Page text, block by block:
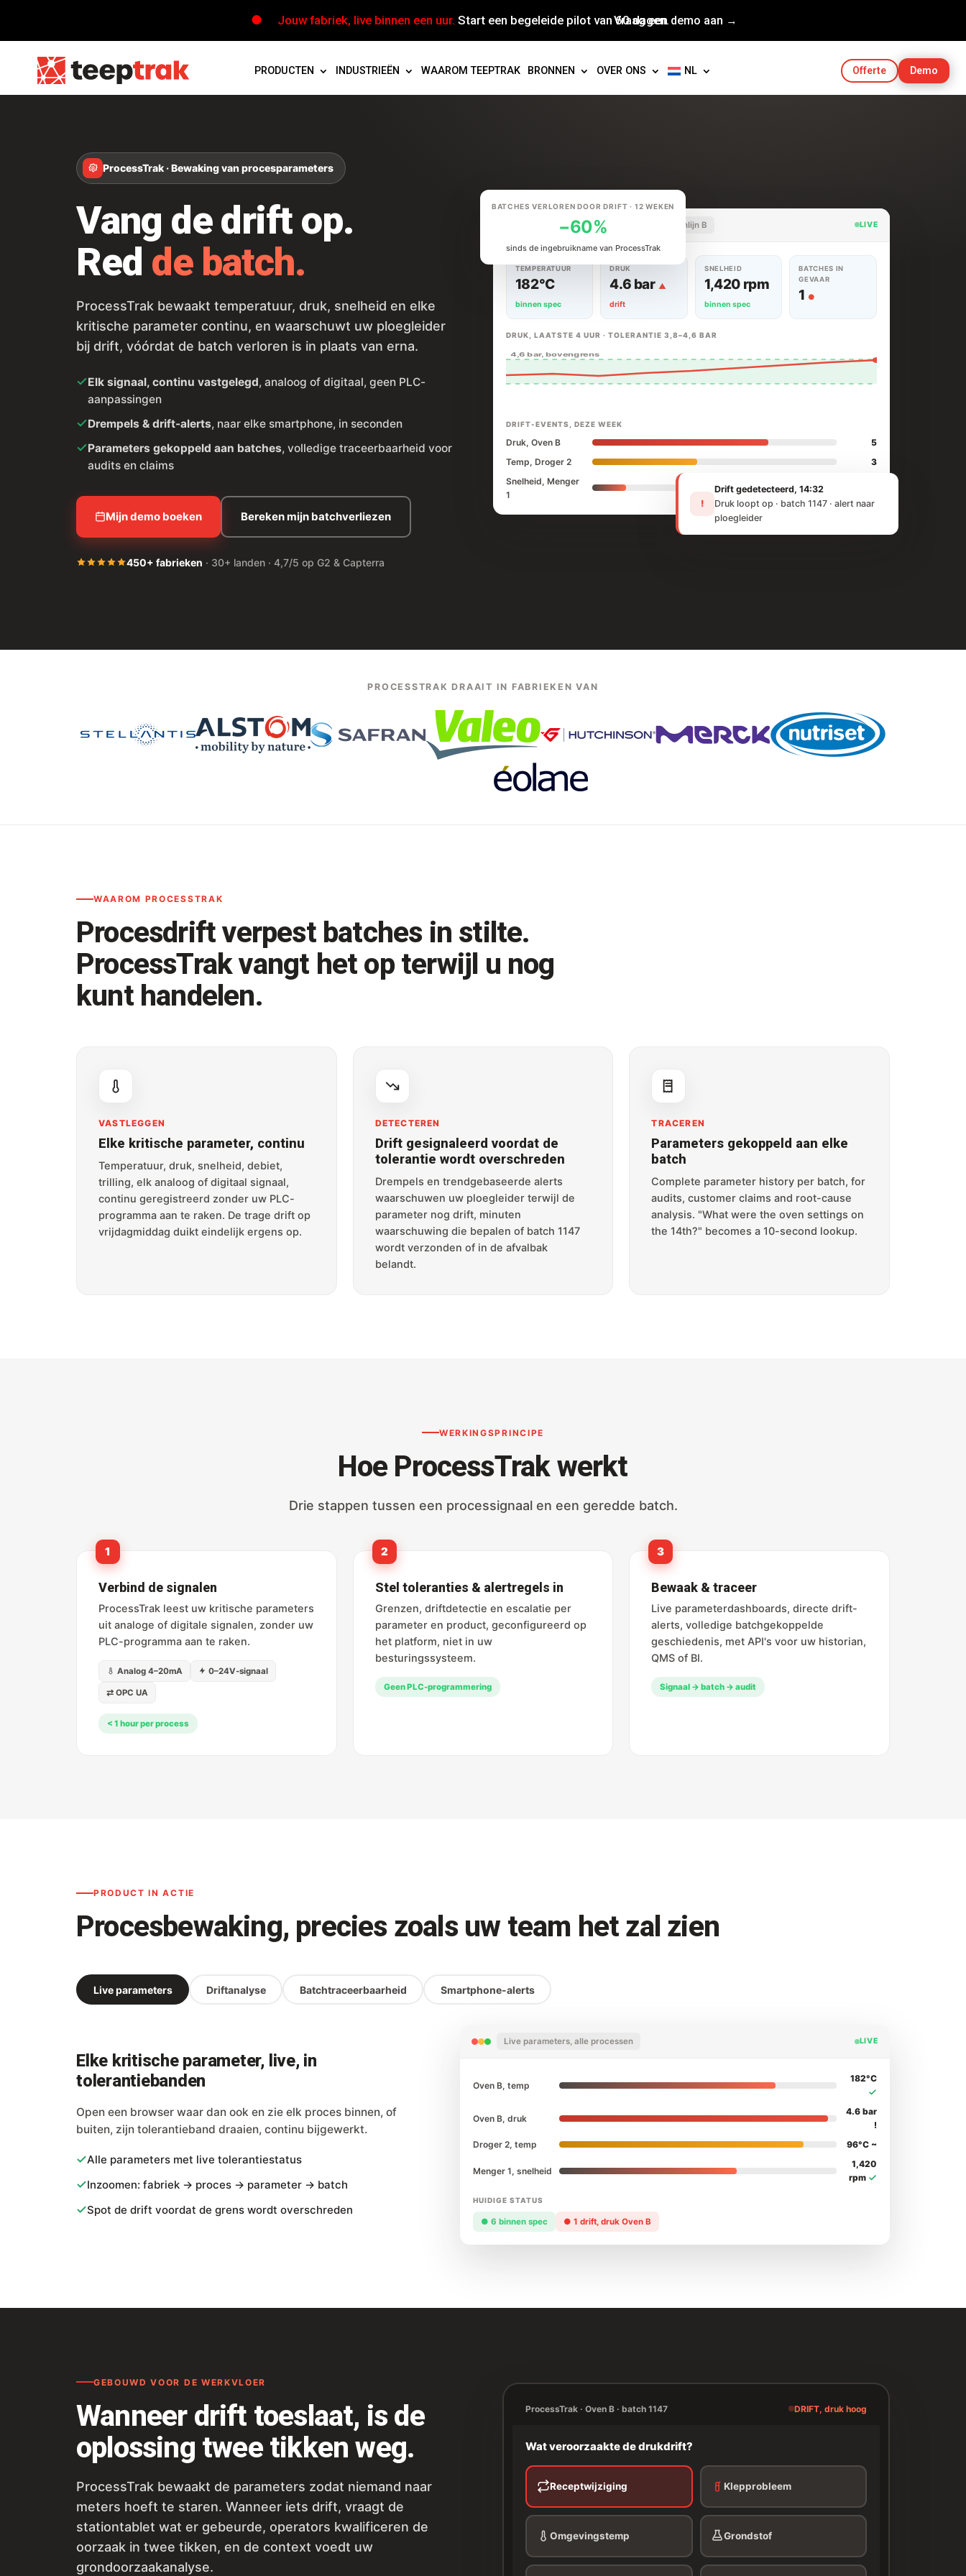
Jouw fabriek, live binnen een uur. Start een begeleide pilot van 60 dagen.Vraag een demo aan →
PRODUCTEN INDUSTRIEËN WAAROM TEEPTRAK BRONNEN OVER ONS NL Offerte Demo
ProcessTrak · Bewaking van procesparameters
Vang de drift op.
Red de batch.
ProcessTrak bewaakt temperatuur, druk, snelheid en elke
kritische parameter continu, en waarschuwt uw ploegleider
bij drift, vóórdat de batch verloren is in plaats van erna.
Elk signaal, continu vastgelegd, analoog of digitaal, geen PLC-
aanpassingen
Drempels & drift-alerts, naar elke smartphone, in seconden
Parameters gekoppeld aan batches, volledige traceerbaarheid voor
audits en claims
Mijn demo boeken Bereken mijn batchverliezen
450+ fabrieken · 30+ landen · 4,7/5 op G2 & Capterra
BATCHES VERLOREN DOOR DRIFT · 12 WEKEN
−60%
sinds de ingebruikname van ProcessTrak
app.teeptrak.com/processtrak · Ovenlijn B LIVE
TEMPERATUUR
182°C
binnen spec
DRUK
4.6 bar ▲
drift
SNELHEID
1,420 rpm
binnen spec
BATCHES IN
GEVAAR
1 ●
DRUK, LAATSTE 4 UUR · TOLERANTIE 3,8–4,6 BAR
4,6 bar, bovengrens
DRIFT-EVENTS, DEZE WEEK
Druk, Oven B
5
Temp, Droger 2
3
Snelheid, Menger
1
!
Drift gedetecteerd, 14:32
Druk loopt op · batch 1147 · alert naar
ploegleider
PROCESSTRAK DRAAIT IN FABRIEKEN VAN
WAAROM PROCESSTRAK
Procesdrift verpest batches in stilte.
ProcessTrak vangt het op terwijl u nog
kunt handelen.
VASTLEGGEN
Elke kritische parameter, continu
Temperatuur, druk, snelheid, debiet,
trilling, elk analoog of digitaal signaal,
continu geregistreerd zonder uw PLC-
programma aan te raken. De trage drift op
vrijdagmiddag duikt eindelijk ergens op.
DETECTEREN
Drift gesignaleerd voordat de
tolerantie wordt overschreden
Drempels en trendgebaseerde alerts
waarschuwen uw ploegleider terwijl de
parameter nog drift, minuten
waarschuwing die bepalen of batch 1147
wordt verzonden of in de afvalbak
belandt.
TRACEREN
Parameters gekoppeld aan elke
batch
Complete parameter history per batch, for
audits, customer claims and root-cause
analysis. "What were the oven settings on
the 14th?" becomes a 10-second lookup.
WERKINGSPRINCIPE
Hoe ProcessTrak werkt
Drie stappen tussen een processignaal en een geredde batch.
1
Verbind de signalen
ProcessTrak leest uw kritische parameters
uit analoge of digitale signalen, zonder uw
PLC-programma aan te raken.
Analog 4–20mA 0–24V-signaal
⇄ OPC UA
< 1 hour per process
2
Stel toleranties & alertregels in
Grenzen, driftdetectie en escalatie per
parameter en product, geconfigureerd op
het platform, niet in uw
besturingssysteem.
Geen PLC-programmering
3
Bewaak & traceer
Live parameterdashboards, directe drift-
alerts, volledige batchgekoppelde
geschiedenis, met API's voor uw historian,
QMS of BI.
Signaal → batch → audit
PRODUCT IN ACTIE
Procesbewaking, precies zoals uw team het zal zien
Live parameters Driftanalyse Batchtraceerbaarheid Smartphone-alerts
Elke kritische parameter, live, in
tolerantiebanden
Open een browser waar dan ook en zie elk proces binnen, of
buiten, zijn tolerantieband draaien, continu bijgewerkt.
Alle parameters met live tolerantiestatus
Inzoomen: fabriek → proces → parameter → batch
Spot de drift voordat de grens wordt overschreden
Live parameters, alle processen LIVE
Oven B, temp
182°C
Oven B, druk
4.6 bar
!
Droger 2, temp
96°C ~
Menger 1, snelheid
1,420
rpm
HUIDIGE STATUS
● 6 binnen spec ● 1 drift, druk Oven B
GEBOUWD VOOR DE WERKVLOER
Wanneer drift toeslaat, is de
oplossing twee tikken weg.
ProcessTrak bewaakt de parameters zodat niemand naar
meters hoeft te staren. Wanneer iets drift, vraagt de
stationtablet wat er gebeurde, operators kwalificeren de
oorzaak in twee tikken, en de context voedt uw
grondoorzaakanalyse.
ProcessTrak · Oven B · batch 1147 DRIFT, druk hoog
Wat veroorzaakte de drukdrift?
Receptwijziging Klepprobleem
Omgevingstemp Grondstof